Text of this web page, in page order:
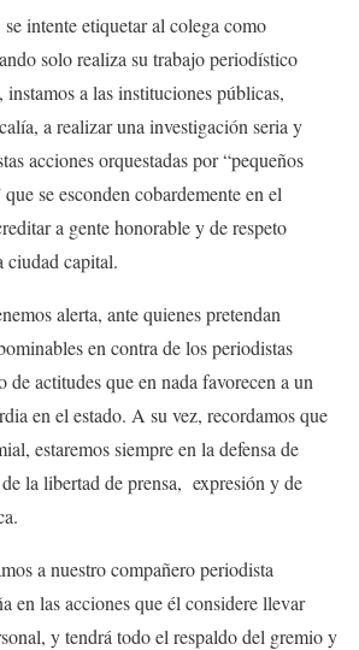
intente etiquetar al colega como
solo realiza su trabajo periodístico
instamos a las instituciones públicas,
a realizar una investigación seria y
acciones orquestadas por “pequeños
se esconden cobardemente en el
a gente honorable y de respeto
ciudad capital.
alerta, ante quienes pretendan
en contra de los periodistas
de actitudes que en nada favorecen a un
en el estado. A su vez, recordamos que
estaremos siempre en la defensa de
la libertad de prensa, expresión y de
a nuestro compañero periodista
en las acciones que él considere llevar
y tendrá todo el respaldo del gremio y